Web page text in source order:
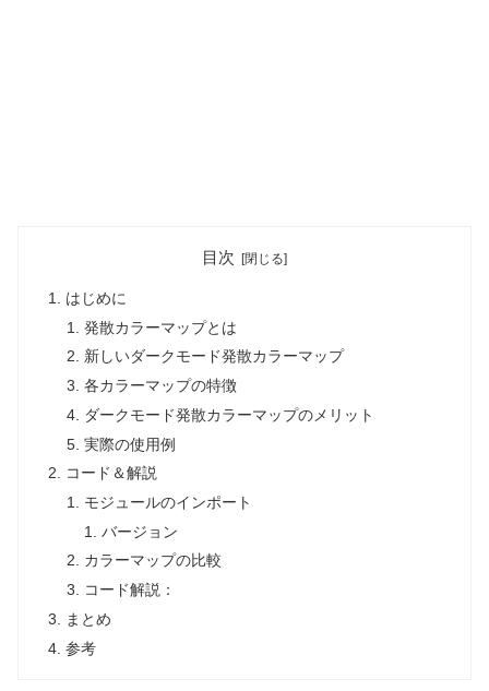
目次
はじめに
発散カラーマップとは
新しいダークモード発散カラーマップ
各カラーマップの特徴
ダークモード発散カラーマップのメリット
実際の使用例
コード＆解説
モジュールのインポート
バージョン
カラーマップの比較
コード解説：
まとめ
参考